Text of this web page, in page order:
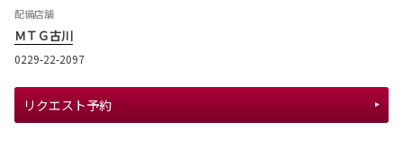
配備店舗
ＭＴＧ古川
0229-22-2097
リクエスト予約